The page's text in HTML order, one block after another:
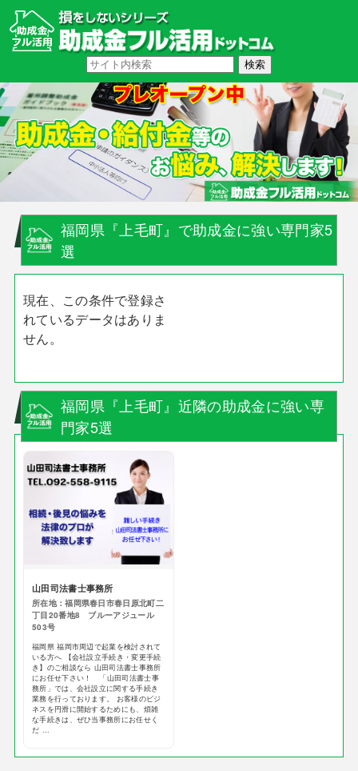
福岡県『上毛町』で助成金に強い専門家5
選
現在、この条件で登録さ
れているデータはありま
せん。
福岡県『上毛町』近隣の助成金に強い専
門家5選
山田司法書士事務所
所在地：福岡県春日市春日原北町二
丁目20番地8 ブルーアジュール
503号
福岡県 福岡市周辺で起業を検討されて
いる方へ 【会社設立手続き・変更手続
き】のご相談なら 山田司法書士事務所
にお任せ下さい！ 「山田司法書士事
務所」では、会社設立に関する手続き
業務を行っております。 お客様のビジ
ネスを円滑に開始するためにも、煩雑
な手続きは、ぜひ当事務所にお任せく
だ ...